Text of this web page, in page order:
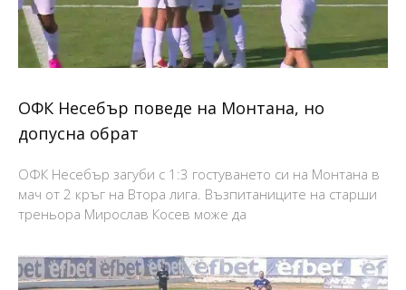
ОФК Несебър поведе на Монтана, но
допусна обрат
ОФК Несебър загуби с 1:3 гостуването си на Монтана в
мач от 2 кръг на Втора лига. Възпитаниците на старши
треньора Мирослав Косев може да